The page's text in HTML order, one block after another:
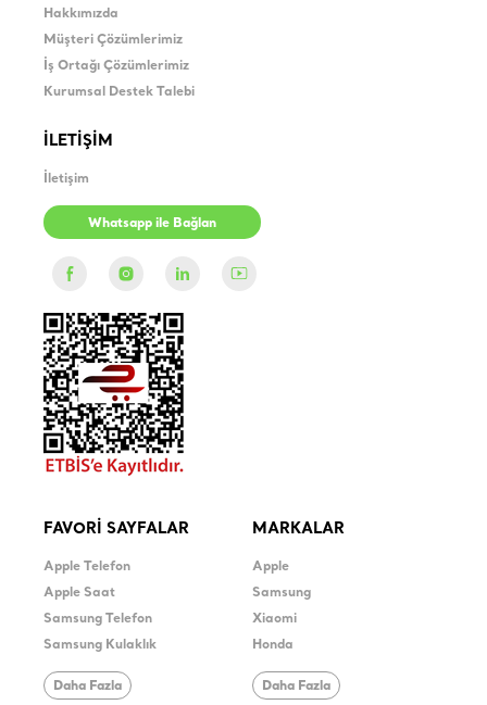
Hakkımızda
Müşteri Çözümlerimiz
İş Ortağı Çözümlerimiz
Kurumsal Destek Talebi
İLETİŞİM
İletişim
Whatsapp ile Bağlan
FAVORİ SAYFALAR
Apple Telefon
Apple Saat
Samsung Telefon
Samsung Kulaklık
Daha Fazla
MARKALAR
Apple
Samsung
Xiaomi
Honda
Daha Fazla